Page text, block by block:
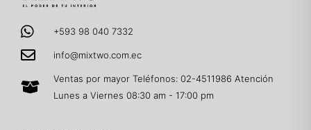
+593 98 040 7332
info@mixtwo.com.ec
Ventas por mayor Teléfonos: 02-4511986 Atención
Lunes a Viernes 08:30 am - 17:00 pm